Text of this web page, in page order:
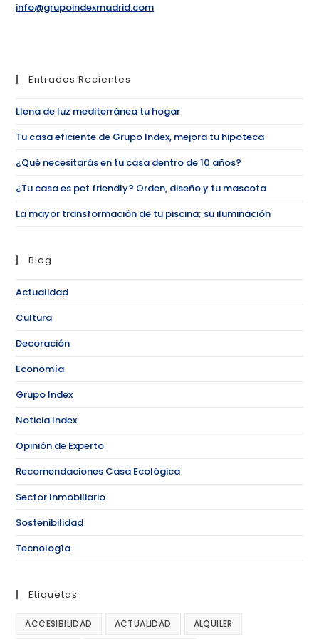
info@grupoindexmadrid.com
Entradas Recientes
Llena de luz mediterránea tu hogar
Tu casa eficiente de Grupo Index, mejora tu hipoteca
¿Qué necesitarás en tu casa dentro de 10 años?
¿Tu casa es pet friendly? Orden, diseño y tu mascota
La mayor transformación de tu piscina; su iluminación
Blog
Actualidad
Cultura
Decoración
Economía
Grupo Index
Noticia Index
Opinión de Experto
Recomendaciones Casa Ecológica
Sector Inmobiliario
Sostenibilidad
Tecnología
Etiquetas
ACCESIBILIDAD ACTUALIDAD ALQUILER